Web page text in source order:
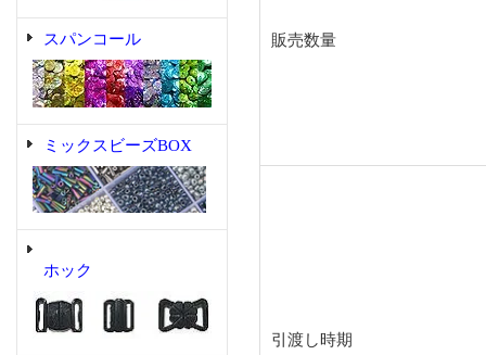
スパンコール
ミックスビーズBOX
ホック
販売数量
引渡し時期